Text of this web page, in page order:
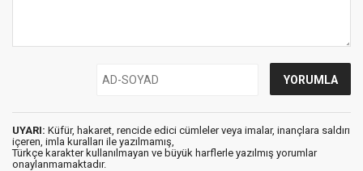
UYARI: Küfür, hakaret, rencide edici cümleler veya imalar, inançlara saldırı
içeren, imla kuralları ile yazılmamış,
Türkçe karakter kullanılmayan ve büyük harflerle yazılmış yorumlar
onaylanmamaktadır.